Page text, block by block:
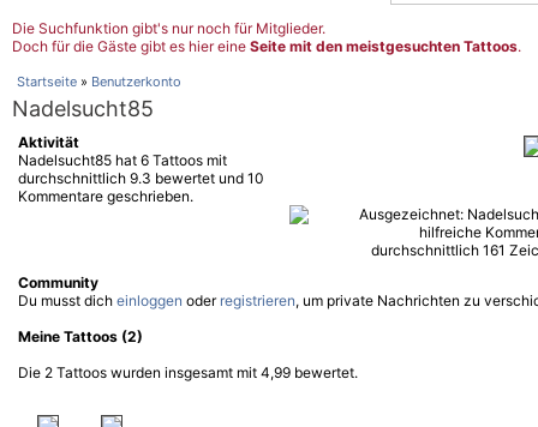
Die Suchfunktion gibt's nur noch für Mitglieder.
Doch für die Gäste gibt es hier eine Seite mit den meistgesuchten Tattoos.
Startseite » Benutzerkonto
Nadelsucht85
Aktivität
Nadelsucht85 hat 6 Tattoos mit
durchschnittlich 9.3 bewertet und 10
Kommentare geschrieben.
Community
Du musst dich einloggen oder registrieren, um private Nachrichten zu
Meine Tattoos (2)
Die 2 Tattoos wurden insgesamt mit 4,99 bewertet.